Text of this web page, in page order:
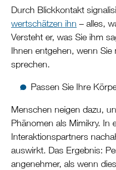
Durch Blickkontakt
wertschätzen ihn – alles,
Versteht er, was Sie ihm
Ihnen entgehen, wenn
sprechen.
Passen Sie Ihre
Menschen neigen dazu,
Phänomen als Mimikry. In
Interaktionspartners
auswirkt. Das Ergebnis:
angenehmer, als wenn